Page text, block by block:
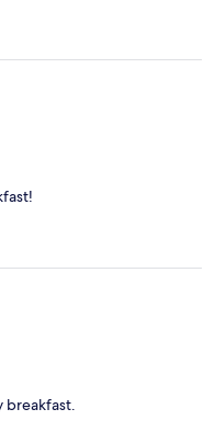
breakfast.